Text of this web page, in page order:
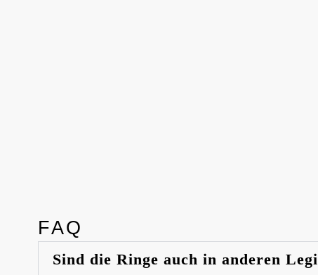
FAQ
Sind die Ringe auch in anderen